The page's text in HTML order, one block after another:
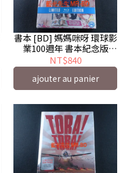
書本 [BD] 媽媽咪呀 環球影
業100週年 書本紀念版
Mamma Mia
NT$840
ajouter au panier